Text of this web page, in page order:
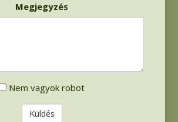
Megjegyzés
Robot
ellenőrzés
Nem vagyok robot